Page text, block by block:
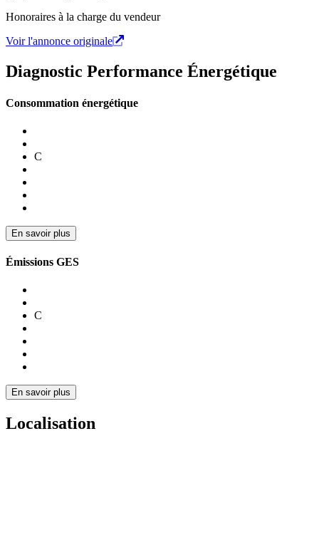
Honoraires à la charge du vendeur
Voir l'annonce originale
Diagnostic Performance Énergétique
Consommation énergétique
C
En savoir plus
Émissions GES
C
En savoir plus
Localisation